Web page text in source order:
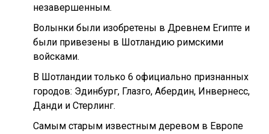
незавершенным.
Волынки были изобретены в Древнем Египте и
были привезены в Шотландию римскими
войсками.
В Шотландии только 6 официально признанных
городов: Эдинбург, Глазго, Абердин, Инвернесс,
Данди и Стерлинг.
Самым старым известным деревом в Европе